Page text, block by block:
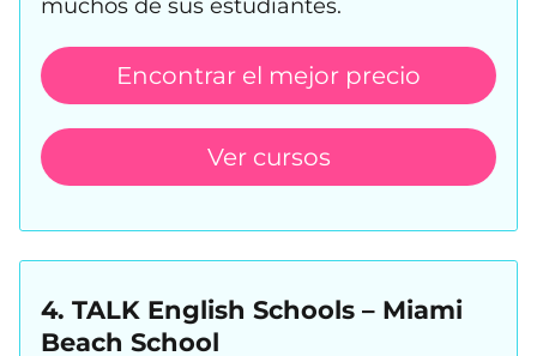
muchos de sus estudiantes.
Encontrar el mejor precio
Ver cursos
4. TALK English Schools – Miami
Beach School